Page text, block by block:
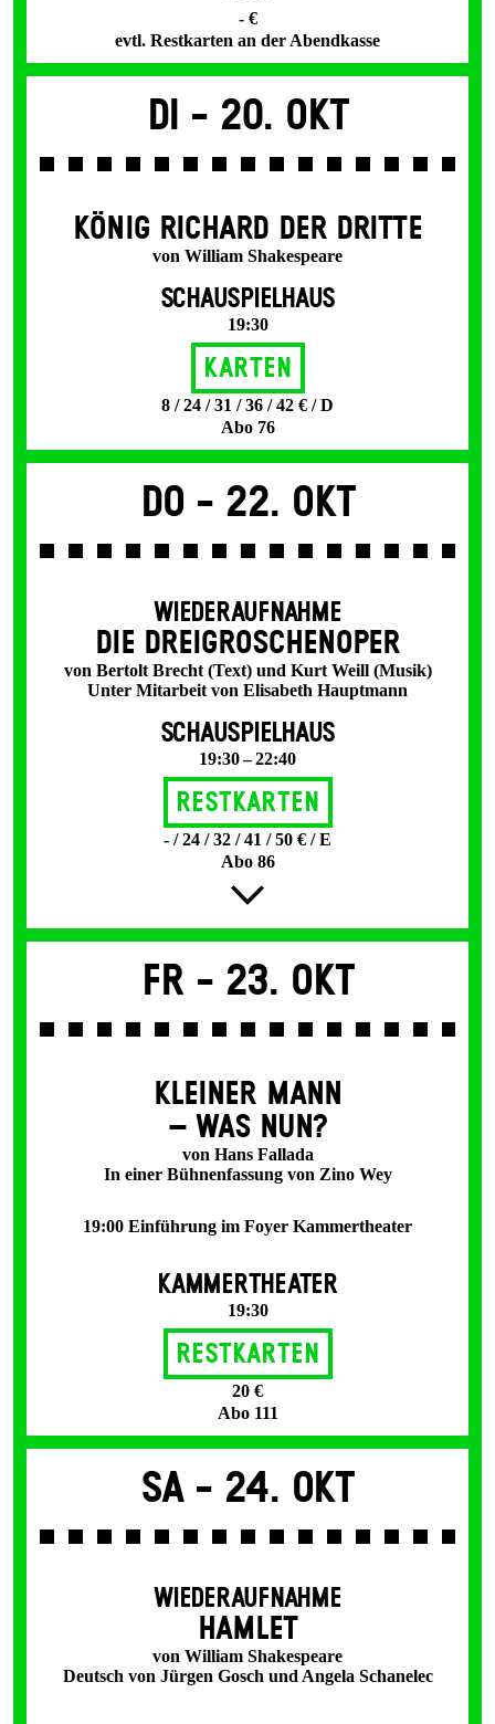
- €
evtl. Restkarten an der Abendkasse
Di - 20. Okt
KÖNIG RICHARD DER DRITTE
von William Shakespeare
SCHAUSPIELHAUS
19:30
Karten
8 / 24 / 31 / 36 / 42 € / D
Abo 76
Do - 22. Okt
WIEDERAUFNAHME
DIE DREI­GROSCHEN­OPER
von Bertolt Brecht (Text) und Kurt Weill (Musik)
Unter Mitarbeit von Elisabeth Hauptmann
SCHAUSPIELHAUS
19:30 – 22:40
Restkarten
- / 24 / 32 / 41 / 50 € / E
Abo 86
Fr - 23. Okt
KLEINER MANN
– WAS NUN?
von Hans Fallada
In einer Bühnenfassung von Zino Wey
19:00 Einführung im Foyer Kammertheater
KAMMERTHEATER
19:30
Restkarten
20 €
Abo 111
Sa - 24. Okt
WIEDERAUFNAHME
HAMLET
von William Shakespeare
Deutsch von Jürgen Gosch und Angela Schanelec